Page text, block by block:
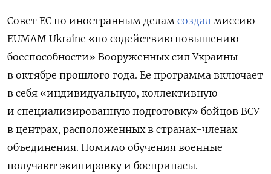
Совет ЕС по иностранным делам создал миссию
EUMAM Ukraine «по содействию повышению
боеспособности» Вооруженных сил Украины
в октябре прошлого года. Ее программа включает
в себя «индивидуальную, коллективную
и специализированную подготовку» бойцов ВСУ
в центрах, расположенных в странах-членах
объединения. Помимо обучения военные
получают экипировку и боеприпасы.